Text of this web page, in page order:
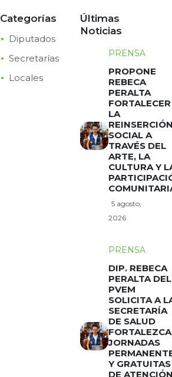
Categorías
Diputados
Secretarías
Locales
Últimas
Noticias
PRENSA
PROPONE
REBECA
PERALTA
FORTALECER
LA
SOCIAL A
TRAVÉS DEL
ARTE, LA
CULTURA Y
5 agosto,
2026
PRENSA
DIP. REBECA
PERALTA DEL
PVEM
SOLICITA A
SECRETARÍA
DE SALUD
FORTALEZCA
JORNADAS
Y GRATUITAS
DE